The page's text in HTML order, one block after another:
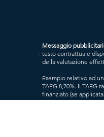
Messaggio
testo contrattuale
della valutazione
Esempio relativo ad
TAEG 8,70%. Il
finanziato (se
totale del credito)